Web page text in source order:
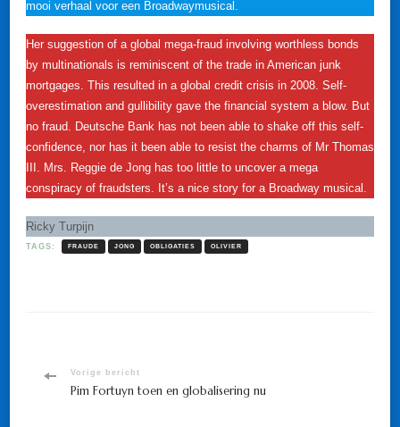
mooi verhaal voor een Broadwaymusical.
Her suggestion of a global mega-fraud involving worthless bonds
by multinationals is reminiscent of the trade in American junk
mortgages. This resulted in a global credit crisis in 2008. Self-
overestimation and gullibility gave the financial system a blow. But
no fraud. Deutsche Bank has not been able to shake off this self-
confidence, nor has it been able to resist the charms of Mr Thomas
III. Mrs. Reggie de Jong has too little to uncover a mega
conspiracy of fraudsters. It’s a nice story for a Broadway musical.
Ricky Turpijn
TAGS: FRAUDE JONG OBLIGATIES OLIVIER
Bericht
Vorige bericht
Pim Fortuyn toen en globalisering nu